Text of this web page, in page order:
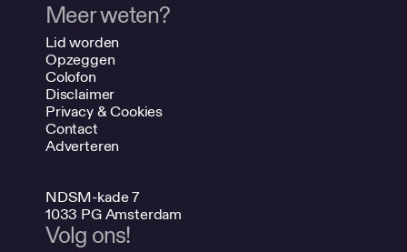
Meer weten?
Lid worden
Opzeggen
Colofon
Disclaimer
Privacy & Cookies
Contact
Adverteren
NDSM-kade 7
1033 PG Amsterdam
Volg ons!